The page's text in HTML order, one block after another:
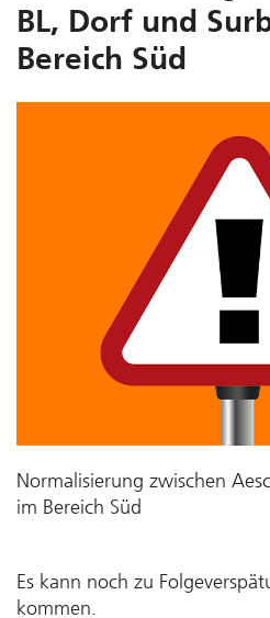
BL, Dorf und
Bereich Süd
Normalisierung zwischen
im Bereich Süd
Es kann noch zu
kommen.